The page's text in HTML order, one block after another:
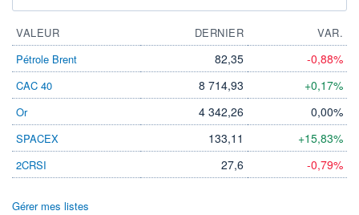
VALEUR DERNIER
VAR.
Pétrole Brent
82,35 -0,88%
CAC 40 8 714,93 +0,17%
Or 4 342,26 0,00%
SPACEX 133,11 +15,83%
2CRSI 27,6 -0,79%
Gérer mes listes